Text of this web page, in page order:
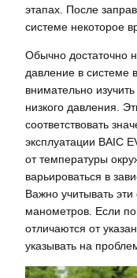
этапах. После
системе некоторое
Обычно достаточно
давление в системе
внимательно
низкого давления.
соответствовать
эксплуатации BAIC
от температуры
варьироваться в
Важно учитывать
манометров. Если
отличаются от
указывать на